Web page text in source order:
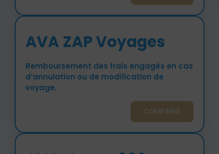
AVA ZAP Voyages
Remboursement des frais engagés en cas
d’annulation ou de modification de
voyage.
COMPARER